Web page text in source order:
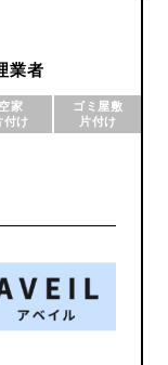
業者
空家
付け
ゴミ屋敷
片付け